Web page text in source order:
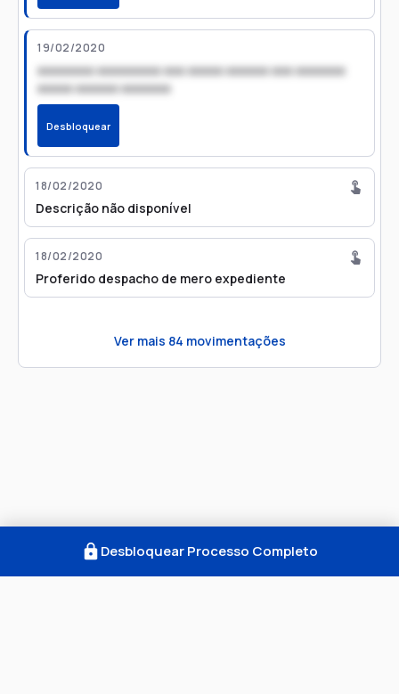
19/02/2020
xxxxxxxx xxxxxxxxx xxx xxxxx xxxxxx xxx xxxxxxx
xxxxx xxxxxx xxxxxxx
Desbloquear
18/02/2020
Descrição não disponível
18/02/2020
Proferido despacho de mero expediente
Ver mais 84 movimentações
Desbloquear Processo Completo